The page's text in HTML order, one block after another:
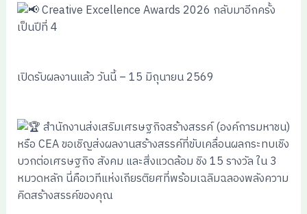
Creative Excellence Awards 2026 กลับมาอีกครั้ง
เป็นปีที่ 4
เปิดรับผลงานแล้ว วันนี้ – 15 มิถุนายน 2569
สำนักงานส่งเสริมเศรษฐกิจสร้างสรรค์ (องค์การมหาชน)
หรือ CEA ขอเชิญส่งผลงานสร้างสรรค์ที่ขับเคลื่อนผลกระทบเชิง
บวกต่อเศรษฐกิจ สังคม และสิ่งแวดล้อม ชิง 15 รางวัล ใน 3
หมวดหลัก นี่คือเวทีแห่งเกียรติยศที่พร้อมเฉลิมฉลองพลังความ
คิดสร้างสรรค์ของคุณ